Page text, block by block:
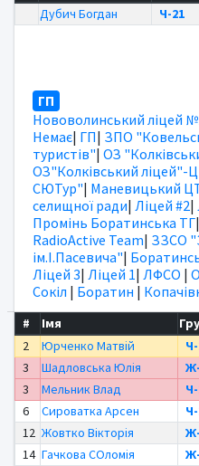
Дубич Богдан
Ч-21
ГП
Нововолинський ліцей
Немає| ГП| ЗПО
туристів"| ОЗ
ОЗ"Колківський
СЮТур"| Маневицький
селищної ради| Ліцей #2|
Промінь Боратинська ТГ|
RadioActive Team| ЗЗСО
ім.І.Пасевича"|
Ліцей 3| Ліцей 1| ЛФСО |
Сокіл | Боратин |
# Імя
2
Юрченко Матвій
3
Шадловська Юлія
3
Мельник Влад
6
Сироватка Арсен
12 Жовтко Вікторія
14 Гачкова СОломія